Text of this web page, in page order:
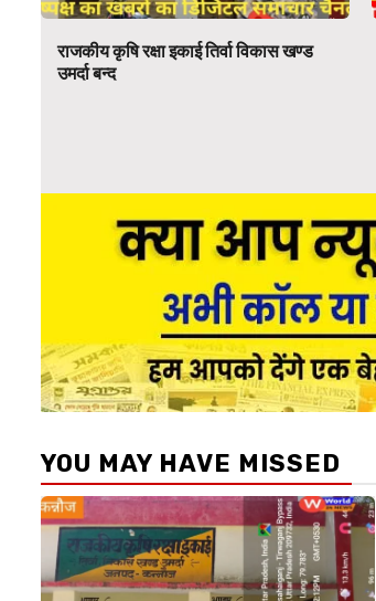
राजकीय कृषि रक्षा इकाई तिर्वा विकास खण्ड
उमर्दा बन्द
YOU MAY HAVE MISSED